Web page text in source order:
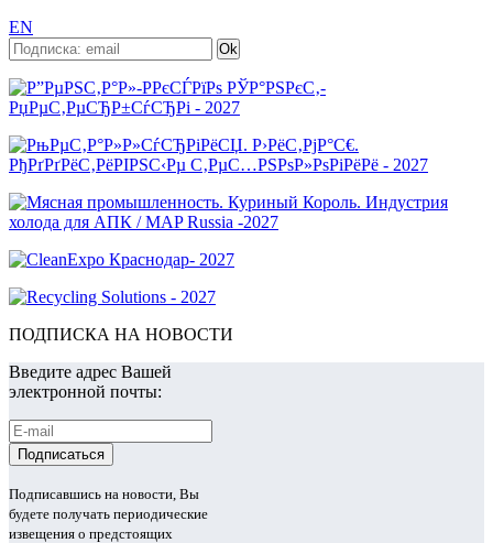
EN
ПОДПИСКА НА НОВОСТИ
Введите адрес Вашей
электронной почты:
Подписавшись на новости, Вы
будете получать периодические
извещения о предстоящих